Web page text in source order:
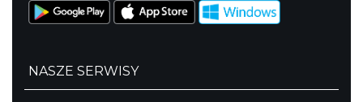
NASZE SERWISY